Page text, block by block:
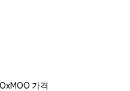
가격